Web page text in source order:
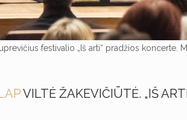
festivalio „Iš arti“ pradžios koncerte.
VILTĖ ŽAKEVIČIŪTĖ. „IŠ